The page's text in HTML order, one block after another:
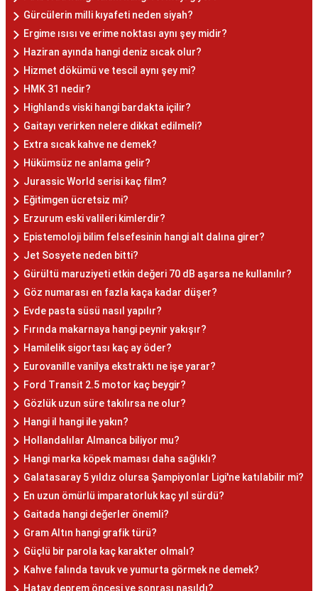
Gürcülerin milli kıyafeti neden siyah?
Ergime ısısı ve erime noktası aynı şey midir?
Haziran ayında hangi deniz sıcak olur?
Hizmet dökümü ve tescil aynı şey mi?
HMK 31 nedir?
Highlands viski hangi bardakta içilir?
Gaitayı verirken nelere dikkat edilmeli?
Extra sıcak kahve ne demek?
Hükümsüz ne anlama gelir?
Jurassic World serisi kaç film?
Eğitimgen ücretsiz mi?
Erzurum eski valileri kimlerdir?
Epistemoloji bilim felsefesinin hangi alt dalına girer?
Jet Sosyete neden bitti?
Gürültü maruziyeti etkin değeri 70 dB aşarsa ne kullanılır?
Göz numarası en fazla kaça kadar düşer?
Evde pasta süsü nasıl yapılır?
Fırında makarnaya hangi peynir yakışır?
Hamilelik sigortası kaç ay öder?
Eurovanille vanilya ekstraktı ne işe yarar?
Ford Transit 2.5 motor kaç beygir?
Gözlük uzun süre takılırsa ne olur?
Hangi il hangi ile yakın?
Hollandalılar Almanca biliyor mu?
Hangi marka köpek maması daha sağlıklı?
Galatasaray 5 yıldız olursa Şampiyonlar Ligi'ne katılabilir mi?
En uzun ömürlü imparatorluk kaç yıl sürdü?
Gaitada hangi değerler önemli?
Gram Altın hangi grafik türü?
Güçlü bir parola kaç karakter olmalı?
Kahve falında tavuk ve yumurta görmek ne demek?
Hatay deprem öncesi ve sonrası nasıldı?